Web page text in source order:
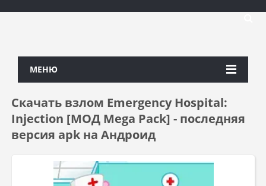
МЕНЮ
Скачать взлом Emergency Hospital:
Injection [МОД Mega Pack] - последняя
версия apk на Андроид